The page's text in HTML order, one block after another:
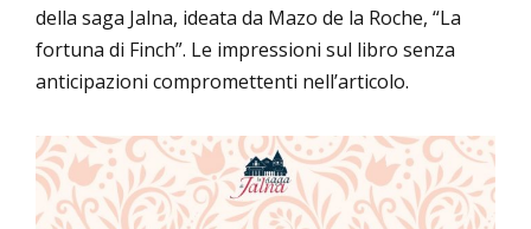
della saga Jalna, ideata da Mazo de la Roche, “La
fortuna di Finch”. Le impressioni sul libro senza
anticipazioni compromettenti nell’articolo.